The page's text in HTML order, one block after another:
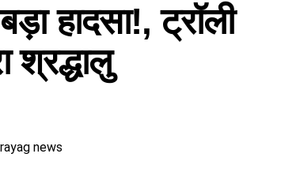
हादसा!, ट्रॉली
श्रद्धालु